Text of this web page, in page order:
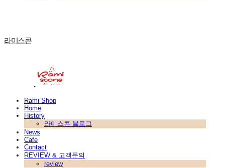
라미스콘
Rami Shop
Home
History
라미스콘 블로그
News
Cafe
Contact
REVIEW & 고객문의
review